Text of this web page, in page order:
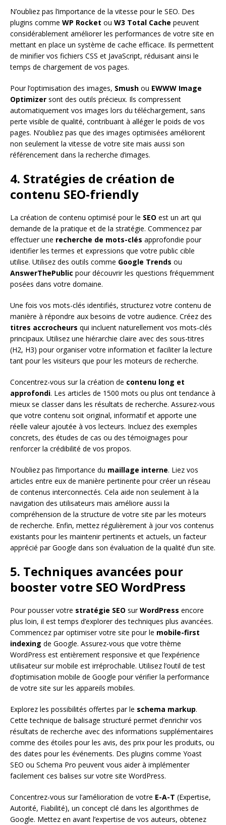
N’oubliez pas l’importance de la vitesse pour le SEO. Des
plugins comme WP Rocket ou W3 Total Cache peuvent
considérablement améliorer les performances de votre site en
mettant en place un système de cache efficace. Ils permettent
de minifier vos fichiers CSS et JavaScript, réduisant ainsi le
temps de chargement de vos pages.
Pour l’optimisation des images, Smush ou EWWW Image
Optimizer sont des outils précieux. Ils compressent
automatiquement vos images lors du téléchargement, sans
perte visible de qualité, contribuant à alléger le poids de vos
pages. N’oubliez pas que des images optimisées améliorent
non seulement la vitesse de votre site mais aussi son
référencement dans la recherche d’images.
4. Stratégies de création de
contenu SEO-friendly
La création de contenu optimisé pour le SEO est un art qui
demande de la pratique et de la stratégie. Commencez par
effectuer une recherche de mots-clés approfondie pour
identifier les termes et expressions que votre public cible
utilise. Utilisez des outils comme Google Trends ou
AnswerThePublic pour découvrir les questions fréquemment
posées dans votre domaine.
Une fois vos mots-clés identifiés, structurez votre contenu de
manière à répondre aux besoins de votre audience. Créez des
titres accrocheurs qui incluent naturellement vos mots-clés
principaux. Utilisez une hiérarchie claire avec des sous-titres
(H2, H3) pour organiser votre information et faciliter la lecture
tant pour les visiteurs que pour les moteurs de recherche.
Concentrez-vous sur la création de contenu long et
approfondi. Les articles de 1500 mots ou plus ont tendance à
mieux se classer dans les résultats de recherche. Assurez-vous
que votre contenu soit original, informatif et apporte une
réelle valeur ajoutée à vos lecteurs. Incluez des exemples
concrets, des études de cas ou des témoignages pour
renforcer la crédibilité de vos propos.
N’oubliez pas l’importance du maillage interne. Liez vos
articles entre eux de manière pertinente pour créer un réseau
de contenus interconnectés. Cela aide non seulement à la
navigation des utilisateurs mais améliore aussi la
compréhension de la structure de votre site par les moteurs
de recherche. Enfin, mettez régulièrement à jour vos contenus
existants pour les maintenir pertinents et actuels, un facteur
apprécié par Google dans son évaluation de la qualité d’un site.
5. Techniques avancées pour
booster votre SEO WordPress
Pour pousser votre stratégie SEO surWordPress encore
plus loin, il est temps d’explorer des techniques plus avancées.
Commencez par optimiser votre site pour le mobile-first
indexing de Google. Assurez-vous que votre thème
WordPress est entièrement responsive et que l’expérience
utilisateur sur mobile est irréprochable. Utilisez l’outil de test
d’optimisation mobile de Google pour vérifier la performance
de votre site sur les appareils mobiles.
Explorez les possibilités offertes par le schema markup.
Cette technique de balisage structuré permet d’enrichir vos
résultats de recherche avec des informations supplémentaires
comme des étoiles pour les avis, des prix pour les produits, ou
des dates pour les événements. Des plugins comme Yoast
SEO ou Schema Pro peuvent vous aider à implémenter
facilement ces balises sur votre site WordPress.
Concentrez-vous sur l’amélioration de votre E-A-T (Expertise,
Autorité, Fiabilité), un concept clé dans les algorithmes de
Google. Mettez en avant l’expertise de vos auteurs, obtenez